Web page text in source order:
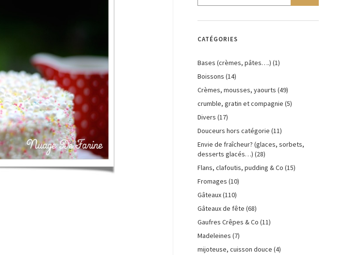
CATÉGORIES
Bases (crèmes, pâtes….) (1)
Boissons (14)
Crèmes, mousses, yaourts (49)
crumble, gratin et compagnie (5)
Divers (17)
Douceurs hors catégorie (11)
Envie de fraîcheur? (glaces, sorbets,
desserts glacés…) (28)
Flans, clafoutis, pudding & Co (15)
Fromages (10)
Gâteaux(110)
Gâteaux de fête (68)
Gaufres Crêpes & Co (11)
Madeleines (7)
mijoteuse, cuisson douce (4)